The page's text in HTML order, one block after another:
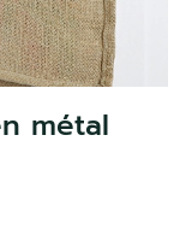
métal